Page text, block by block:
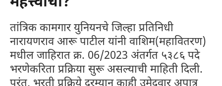
तांत्रिक कामगार युनियनचे जिल्हा प्रतिनिधी
नारायणराव आरू पाटील यांनी वाशिम(महावितरण)
मधील जाहिरात क्र. 06/2023 अंतर्गत ५३८६ पदे
भरणेकरिता प्रक्रिया सुरू असल्याची माहिती दिली.